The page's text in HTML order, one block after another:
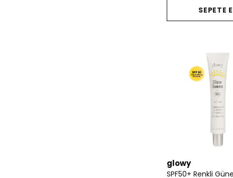
SEPETE
glowy
SPF50+ Renkli